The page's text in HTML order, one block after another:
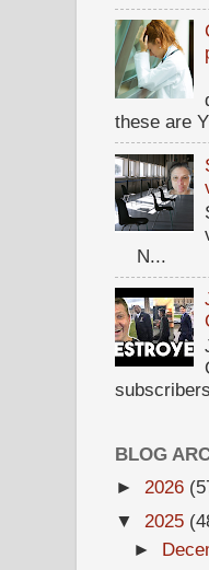
these are
N...
BLOG
► 2026
▼ 2025
►